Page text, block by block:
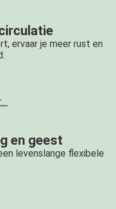
ervaar je meer rust en
en geest
levenslange flexibele